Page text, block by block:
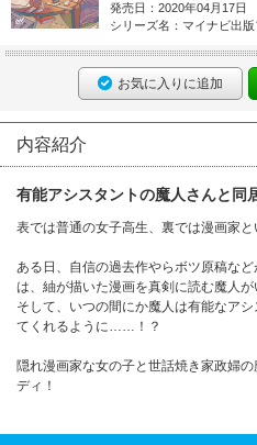
発売日：2020年04月17日
シリーズ名：マイナビ出
お気に入りに追加
内容紹介
有能アシスタントの魔人さんと同
表では普通の女子高生、裏では漫画家と
ある日、自信の過去作やらボツ原稿な
は、紬が描いた漫画を真剣に読む魔人が
そして、いつの間にか魔人は有能なア
てくれるように……！？
隠れ漫画家な女の子と世話焼き家政婦
ディ！